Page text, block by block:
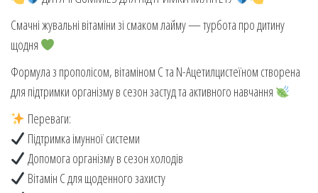
Смачні жувальні вітаміни зі смаком лайму — турбота про дитину
щодня
Формула з прополісом, вітаміном C та N-Ацетилцистеїном створена
для підтримки організму в сезон застуд та активного навчання
Переваги:
Підтримка імунної системи
Допомога організму в сезон холодів
Вітамін C для щоденного захисту